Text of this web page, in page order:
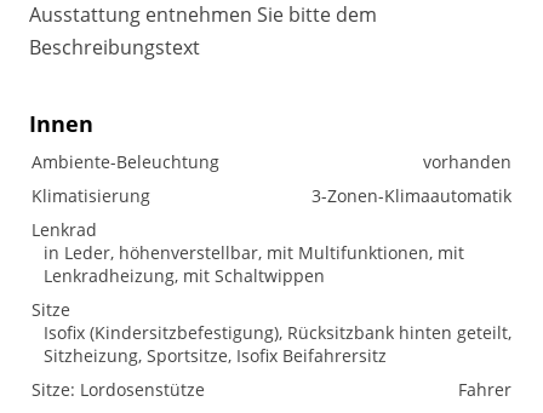
Ausstattung entnehmen Sie bitte dem
Beschreibungstext
Innen
Ambiente-Beleuchtung
vorhanden
Klimatisierung
3-Zonen-Klimaautomatik
Lenkrad
in Leder, höhenverstellbar, mit Multifunktionen, mit
Lenkradheizung, mit Schaltwippen
Sitze
Isofix (Kindersitzbefestigung), Rücksitzbank hinten geteilt,
Sitzheizung, Sportsitze, Isofix Beifahrersitz
Sitze: Lordosenstütze
Fahrer